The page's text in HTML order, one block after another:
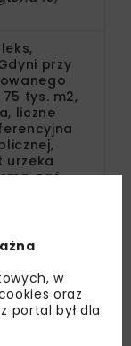
przy
tys. m2,
liczne
urzeka
zaś
morze.
także
chwili
–
w
oraz
portal był dla